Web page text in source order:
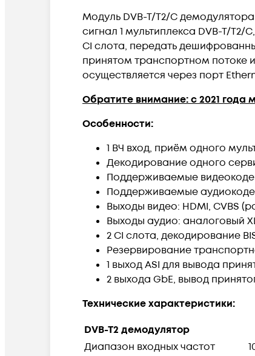
Модуль DVB-T/T2/C демодулятора
сигнал 1 мультиплекса DVB-T/
CI слота, передать
принятом транспортном потоке
осуществляется через порт
Обратите внимание: с 2021 года
Особенности:
1 ВЧ вход, приём одного
Декодирование одного
Поддерживаемые
Поддерживаемые
Выходы видео: HDMI, CVBS
Выходы аудио: аналоговый
2 CI слота, декодирование
Резервирование
1 выход ASI для вывода
2 выхода GbE, вывод
Технические характеристики:
DVB-T2 демодулятор
Диапазон входных частот